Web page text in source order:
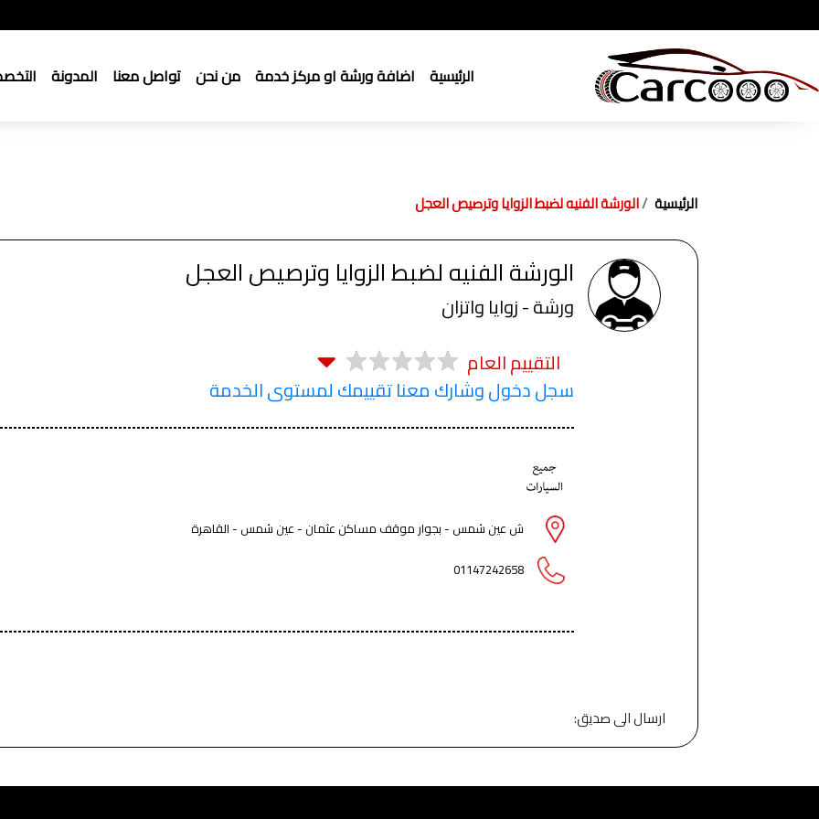
الرئيسية اضافة ورشة او مركز خدمة من نحن تواصل معنا المدونة
الرئيسية الورشة الفنيه لضبط الزوايا وترصيص العجل
الورشة الفنيه لضبط الزوايا وترصيص العجل
ورشة - زوايا واتزان
التقييم العام
سجل دخول وشارك معنا تقييمك لمستوى الخدمة
ش عين شمس - بجوار موقف مساكن عثمان - عين شمس - القاهرة
01147242658
ارسال الى صديق: